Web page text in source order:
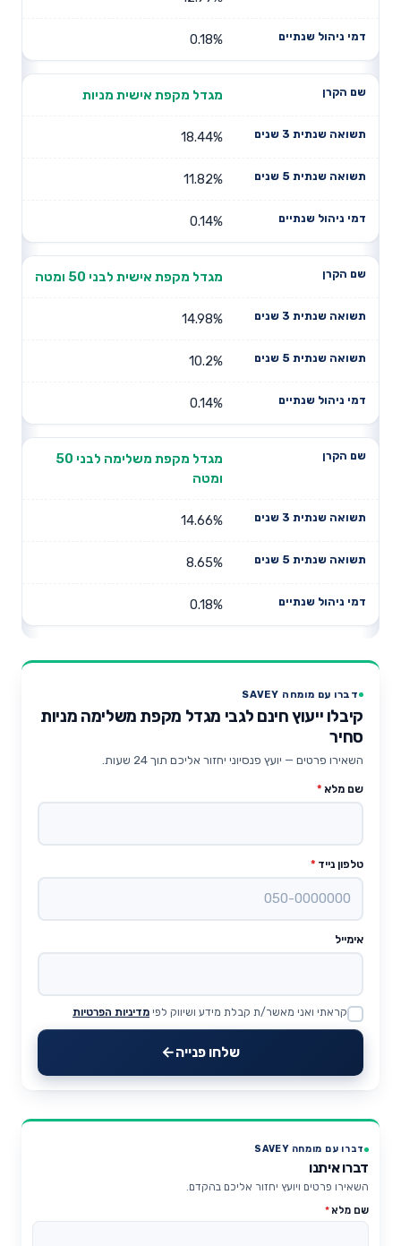
0.18%
מגדל מקפת אישית מניות
18.44%
11.82%
0.14%
מגדל מקפת אישית לבני 50 ומטה
14.98%
10.2%
0.14%
מגדל מקפת משלימה לבני 50
ומטה
14.66%
8.65%
0.18%
דברו עם מומחה SAVEY
קיבלו ייעוץ חינם לגבי מגדל מקפת משלימה מניות
סחיר
השאירו פרטים — יועץ פנסיוני יחזור אליכם תוך 24 שעות.
שם מלא *
טלפון נייד *
אימייל
Website
קראתי ואני מאשר/ת קבלת מידע ושיווק לפי מדיניות הפרטיות
שלחו פנייה
דברו עם מומחה SAVEY
דברו איתנו
השאירו פרטים ויועץ יחזור אליכם בהקדם.
שם מלא*